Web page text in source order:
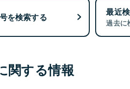
を検索する 最近
過去に
関する情報